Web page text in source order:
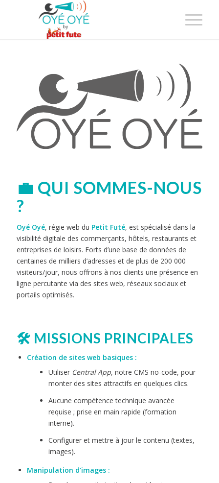
💼 QUI SOMMES-NOUS
?
Oyé Oyé, régie web du Petit Futé, est spécialisé dans la
visibilité digitale des commerçants, hôtels, restaurants et
entreprises de loisirs. Forts d’une base de données de
centaines de milliers d’adresses et de plus de 200 000
visiteurs/jour, nous offrons à nos clients une présence en
ligne percutante via des sites web, réseaux sociaux et
portails optimisés.
🛠️ MISSIONS PRINCIPALES
Création de sites web basiques :
Utiliser Central App, notre CMS no-code, pour
monter des sites attractifs en quelques clics.
Aucune compétence technique avancée
requise ; prise en main rapide (formation
interne).
Configurer et mettre à jour le contenu (textes,
images).
Manipulation d’images :